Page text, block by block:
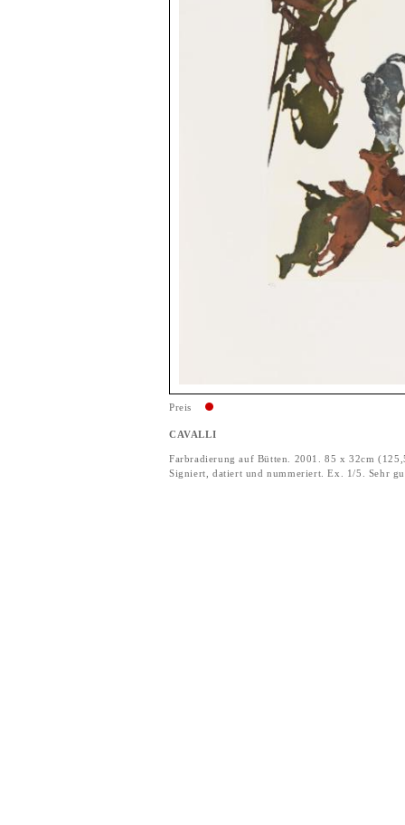
Preis
CAVALLI
Farbradierung auf Bütten. 2001. 85 x 32cm
Signiert, datiert und nummeriert. Ex. 1/5. Sehr